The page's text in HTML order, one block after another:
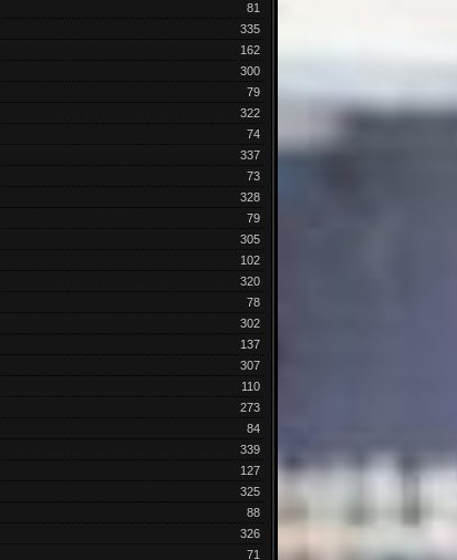
81
335
162
300
79
322
74
337
73
328
79
305
102
320
78
302
137
307
110
273
84
339
127
325
88
326
71